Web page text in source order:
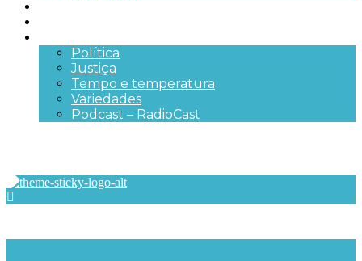
Política
Justiça
Tempo e temperatura
Variedades
Podcast – RadioCast